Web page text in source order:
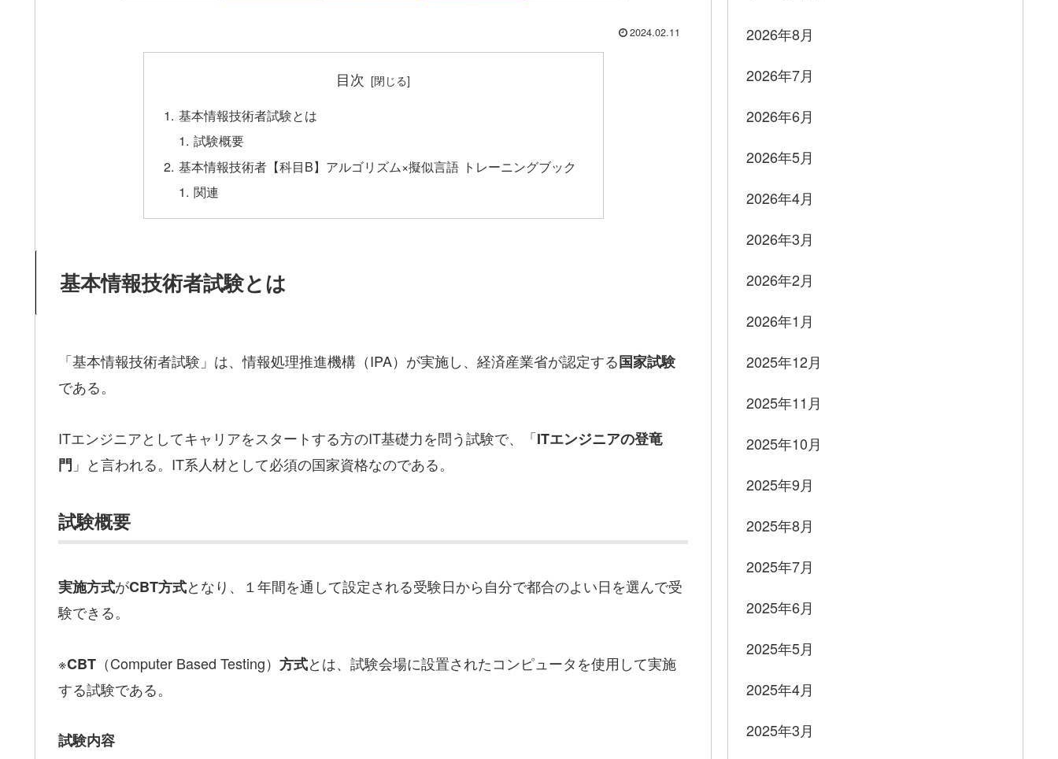
2024.02.11
目次
基本情報技術者試験とは
試験概要
基本情報技術者【科目B】アルゴリズム×擬似言語 トレーニングブック
関連
基本情報技術者試験とは
「基本情報技術者試験」は、情報処理推進機構（IPA）が実施し、経済産業省が認定する国家試験
である。
ITエンジニアとしてキャリアをスタートする方のIT基礎力を問う試験で、「ITエンジニアの登竜
門 」と言われる。IT系人材として必須の国家資格なのである。
試験概要
実施方式がCBT方式となり、１年間を通して設定される受験日から自分で都合のよい日を選んで受
験できる。
※CBT （Computer Based Testing） 方式とは、試験会場に設置されたコンピュータを使用して実施
する試験である。
試験内容
2026年8月
2026年7月
2026年6月
2026年5月
2026年4月
2026年3月
2026年2月
2026年1月
2025年12月
2025年11月
2025年10月
2025年9月
2025年8月
2025年7月
2025年6月
2025年5月
2025年4月
2025年3月